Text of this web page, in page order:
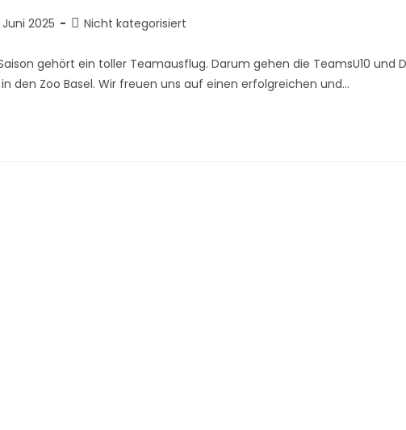
Juni 2025 Nicht kategorisiert
gehört ein toller Teamausflug. Darum gehen die TeamsU10 und
den Zoo Basel. Wir freuen uns auf einen erfolgreichen und…